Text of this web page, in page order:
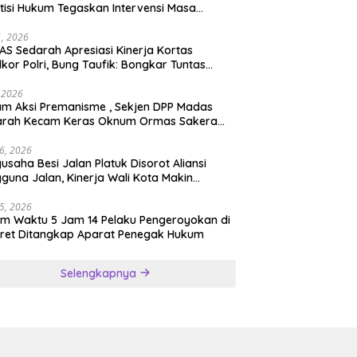
Hukum Tegaskan Intervensi Masa
2026
Sedarah Apresiasi Kinerja Kortas
Polri, Bung Taufik: Bongkar Tuntas
2026
Premanisme , Sekjen DPP Madas
Kecam Keras Oknum Ormas Sakera
2026
Besi Jalan Platuk Disorot Aliansi
Jalan, Kinerja Wali Kota Makin
2026
Waktu 5 Jam 14 Pelaku Pengeroyokan di
Ditangkap Aparat Penegak Hukum
Selengkapnya